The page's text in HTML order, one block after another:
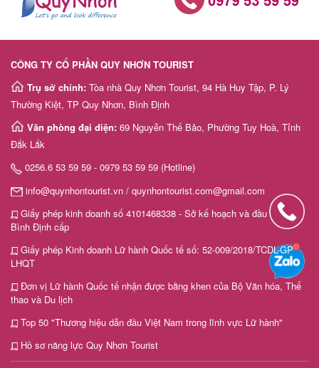
CÔNG TY CỔ PHẦN QUY NHƠN TOURIST
Trụ sở chính: Tòa nhà Quy Nhơn Tourist, 94 Hà Huy Tập, P. Lý
Thường Kiệt, TP Quy Nhơn, Bình Định
Văn phòng đại diện: 69 Nguyễn Thế Bảo, Phường Tuy Hoà, Tỉnh
Đắk Lắk
0256.6 53 59 59 - 0979 53 59 59 (Hotline)
info@quynhontourist.vn / quynhontourist.com@gmail.com
Giấy phép kinh doanh số 4101468338 - Sở kế hoạch và đầu tư tỉnh
Bình Định cấp
Giấy phép Kinh doanh Lữ hành Quốc tế số: 52-009/2018/TCDL-GP
LHQT
Đơn vị Lữ hành Quốc tế nhận được bằng khen của Bộ Văn hóa, Thể
thao và Du lịch
Top 50 "Thương hiệu dẫn đầu Việt Nam trong lĩnh vực Lữ hành"
Hồ sơ năng lực Quy Nhơn Tourist